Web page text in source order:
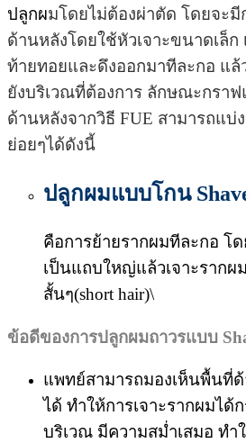
ปลูกผมโดยไม่ต้องผ่าตัด โดยจะมี
ด้านหลังโดยใช้หัวเจาะขนาดเล็ก
ท้ายทอยและดึงออกมาทีละกอ แ
ยังบริเวณที่ต้องการ ลักษณะกราฟ
ด้านหลังจากวิธี FUE สามารถแบ่
ย่อยๆได้ดังนี้
ปลูกผมแบบโกน
คือการย้ายรากผมทีละกอ โ
เป็นแถบใหญ่แล้วเจาะรากผ
สั้นๆ(short hair)\
ข้อดีของการปลูกผมถาวรแบบ
แพทย์สามารถมองเห็นพื้นที่
ได้ ทำให้การเจาะรากผมได้
บริเวณ มีความสม่ำเสมอ ทำ